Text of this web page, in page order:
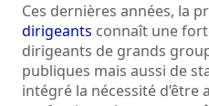
Ces dernières années, la
dirigeants connaît une
dirigeants de grands
publiques mais aussi de
intégré la nécessité d’être